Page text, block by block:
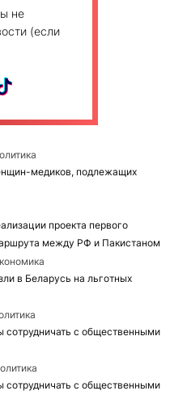
не
(если
медиков, подлежащих
проекта первого
между РФ и Пакистаном
в Беларусь на льготных
сотрудничать с общественными
сотрудничать с общественными